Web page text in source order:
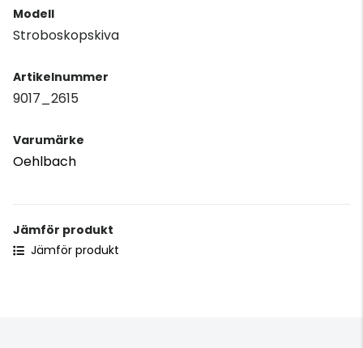
Modell
Stroboskopskiva
Artikelnummer
9017_2615
Varumärke
Oehlbach
Jämför produkt
Jämför produkt